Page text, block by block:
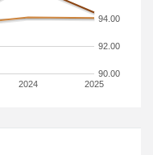
2024 2025
90.00
92.00
94.00